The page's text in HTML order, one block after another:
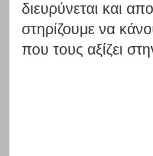
διευρύνεται και
στηρίζουμε να
που τους αξίζει